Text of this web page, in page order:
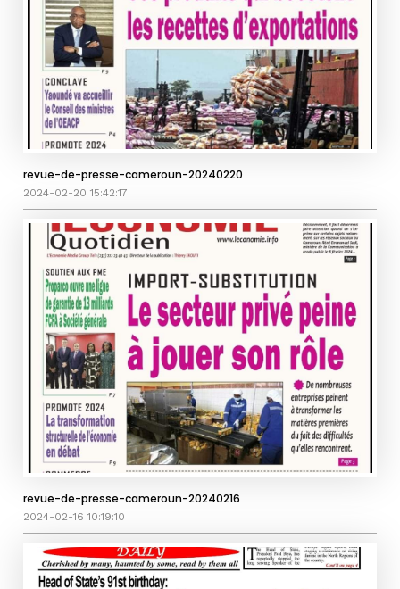
revue-de-presse-cameroun-20240220
2024-02-20 15:42:17
revue-de-presse-cameroun-20240216
2024-02-16 10:19:10